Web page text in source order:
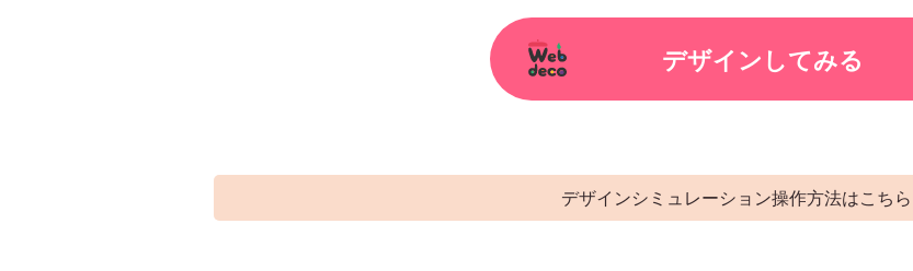
デザインしてみる
デザインシミュレーション操作方法はこちら